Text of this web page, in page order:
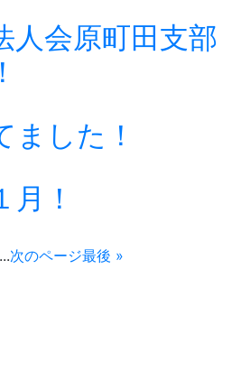
人会原町田支部
ました！
！
...次のページ最後 »